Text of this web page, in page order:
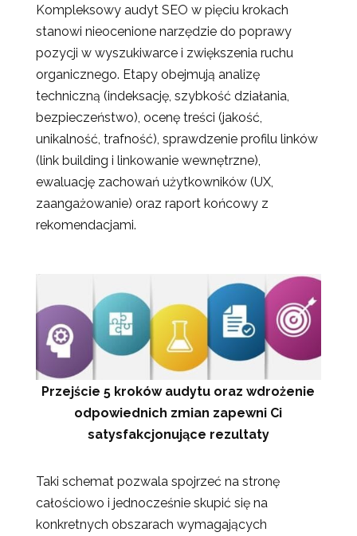
Kompleksowy audyt SEO w pięciu krokach
stanowi nieocenione narzędzie do poprawy
pozycji w wyszukiwarce i zwiększenia ruchu
organicznego. Etapy obejmują analizę
techniczną (indeksację, szybkość działania,
bezpieczeństwo), ocenę treści (jakość,
unikalność, trafność), sprawdzenie profilu linków
(link building i linkowanie wewnętrzne),
ewaluację zachowań użytkowników (UX,
zaangażowanie) oraz raport końcowy z
rekomendacjami.
Przejście 5 kroków audytu oraz wdrożenie
odpowiednich zmian zapewni Ci
satysfakcjonujące rezultaty
Taki schemat pozwala spojrzeć na stronę
całościowo i jednocześnie skupić się na
konkretnych obszarach wymagających